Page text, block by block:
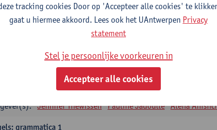
verplichte opleidingsonderdelen
Marilize Pretorius Alena Anishchanka
Taalbeheersing 2
2E SEM
Jennifer Thewissen Pauline Jadoulle Alena
grammatica 1
tracking cookies Door op 'Accepteer alle cookies' te
gaat u hiermee akkoord. Lees ook het UAntwerpen Privacy
statement
Stel je persoonlijke voorkeuren in
Accepteer alle cookies